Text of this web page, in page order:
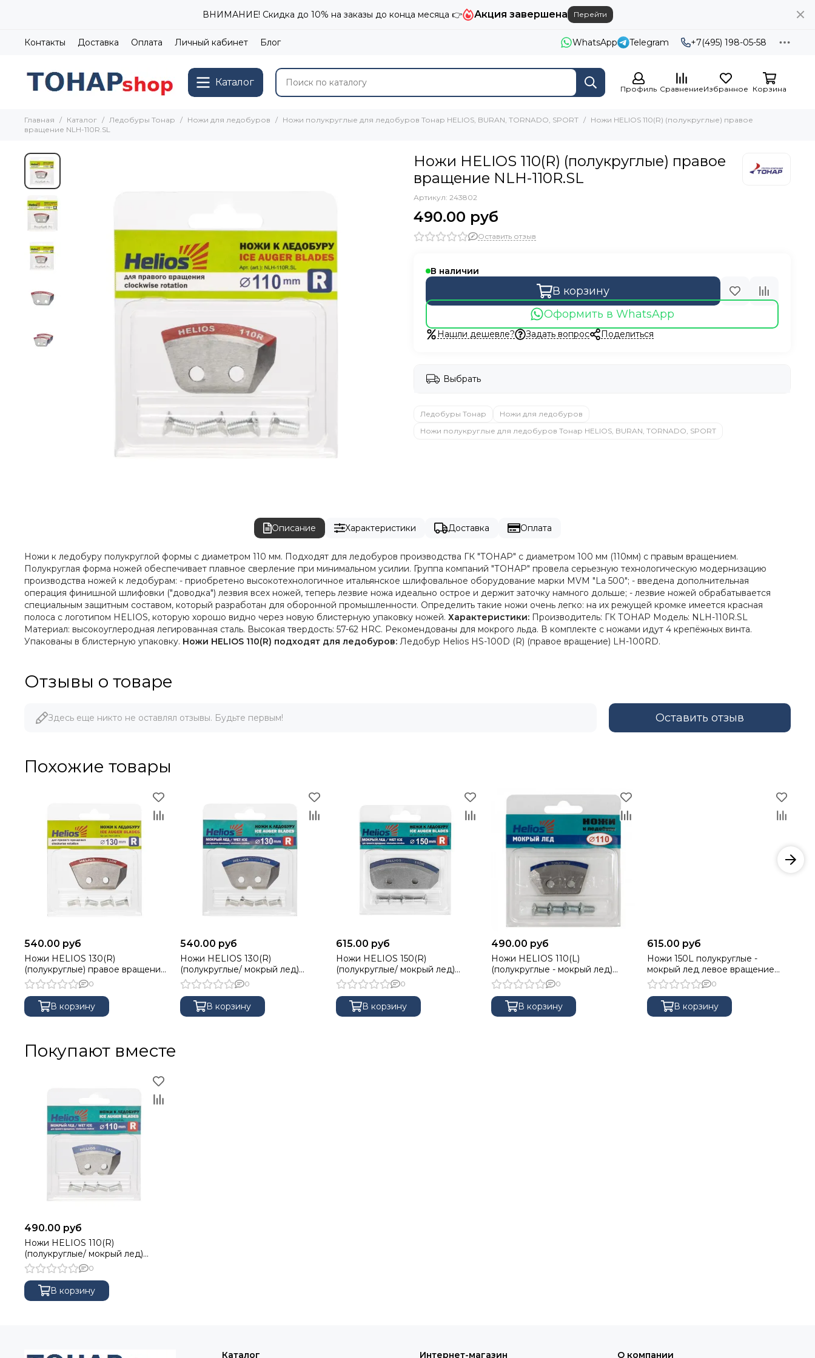
ВНИМАНИЕ! Скидка до 10% на заказы до конца месяца 👉 Акция завершена Перейти
Контакты Доставка Оплата Личный кабинет Блог WhatsApp Telegram +7(495) 198-05-58
Каталог
Профиль СравнениеИзбранное Корзина
Главная Каталог Ледобуры Тонар Ножи для ледобуров Ножи полукруглые для ледобуров Тонар HELIOS, BURAN, TORNADO, SPORT
Ножи HELIOS 110(R) (полукруглые) правое
вращение NLH-110R.SL
Ножи HELIOS 110(R) (полукруглые) правое
вращение NLH-110R.SL
Артикул: 243802
490.00 руб
Оставить отзыв
В наличии
В корзину
Оформить в WhatsApp
Нашли дешевле? Задать вопрос Поделиться
Выбрать
Ледобуры Тонар
Ножи для ледобуров
Ножи полукруглые для ледобуров Тонар HELIOS, BURAN, TORNADO, SPORT
Описание Характеристики Доставка Оплата
Ножи к ледобуру полукруглой формы с диаметром 110 мм. Подходят для ледобуров производства ГК "ТОНАР" с диаметром 100 мм (110мм) с правым вращением.
Полукруглая форма ножей обеспечивает плавное сверление при минимальном усилии. Группа компаний "ТОНАР" провела серьезную технологическую модернизацию
производства ножей к ледобурам: - приобретено высокотехнологичное итальянское шлифовальное оборудование марки MVM "La 500"; - введена дополнительная
операция финишной шлифовки ("доводка") лезвия всех ножей, теперь лезвие ножа идеально острое и держит заточку намного дольше; - лезвие ножей обрабатывается
специальным защитным составом, который разработан для оборонной промышленности. Определить такие ножи очень легко: на их режущей кромке имеется красная
полоса с логотипом HELIOS, которую хорошо видно через новую блистерную упаковку ножей. Характеристики: Производитель: ГК ТОНАР Модель: NLH-110R.SL
Материал: высокоуглеродная легированная сталь. Высокая твердость: 57-62 HRC. Рекомендованы для мокрого льда. В комплекте с ножами идут 4 крепёжных винта.
Упакованы в блистерную упаковку. Ножи HELIOS 110(R) подходят для ледобуров: Ледобур Helios HS-100D (R) (правое вращение) LH-100RD.
Отзывы о товаре
Здесь еще никто не оставлял отзывы. Будьте первым! Оставить отзыв
Похожие товары
540.00 руб
Ножи HELIOS 130(R)
(полукруглые) правое вращение
NLH-130R.SL
0
В корзину
540.00 руб
Ножи HELIOS 130(R)
(полукруглые/ мокрый лед)
правое вращение NLH-130R.ML
0
В корзину
615.00 руб
Ножи HELIOS 150(R)
(полукруглые/ мокрый лед)
правое вращение NLH-150R.ML
0
В корзину
490.00 руб
Ножи HELIOS 110(L)
(полукруглые - мокрый лед)
левое вращение NLH-110L.ML
0
В корзину
615.00 руб
Ножи 150L полукруглые -
мокрый лед левое вращение
(NLH-150L.ML) HELIOS
0
В корзину
Покупают вместе
490.00 руб
Ножи HELIOS 110(R)
(полукруглые/ мокрый лед)
правое вращение NLH-110R.ML
0
В корзину
Каталог Интернет-магазин О компании